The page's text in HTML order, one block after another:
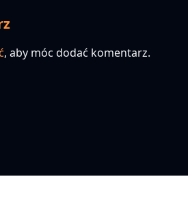
, aby móc dodać komentarz.